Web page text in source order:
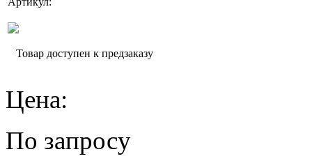
Товар доступен к предзаказу
Цена:
По запросу